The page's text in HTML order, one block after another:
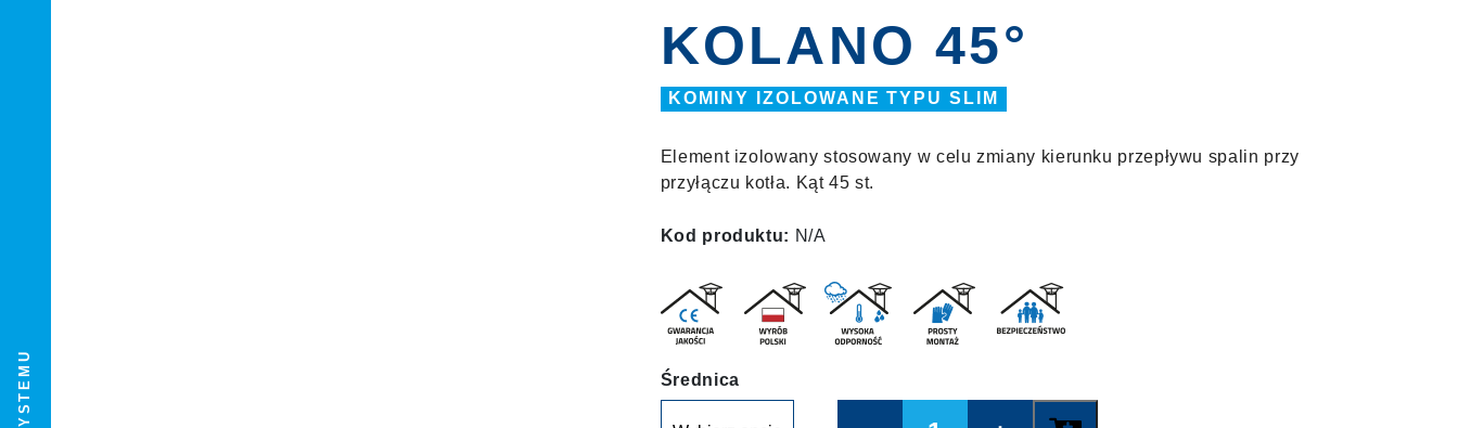
KOLANO 45°
KOMINY IZOLOWANE TYPU SLIM
Element izolowany stosowany w celu zmiany kierunku przepływu spalin przy
przyłączu kotła. Kąt 45 st.
Kod produktu: N/A
Średnica